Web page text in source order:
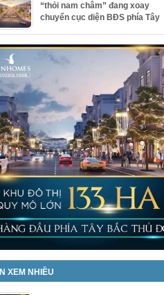
“thỏi nam châm” đang xoay
chuyển cục diện BĐS phía Tây
XEM NHIỀU